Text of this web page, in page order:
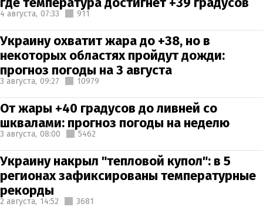
4 августа, 07:33 911
Украину охватит жара до +38, но в
некоторых областях пройдут дожди:
прогноз погоды на 3 августа
3 августа, 09:27 10979
От жары +40 градусов до ливней со
шквалами: прогноз погоды на неделю
3 августа, 08:00 5462
Украину накрыл "тепловой купол": в 5
регионах зафиксированы температурные
рекорды
2 августа, 14:52 3681